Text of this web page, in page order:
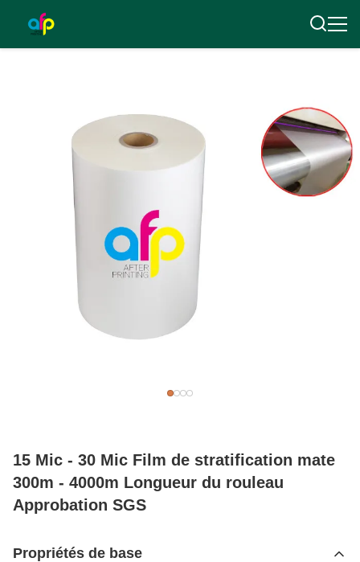
15 Mic - 30 Mic Film de stratification mate
300m - 4000m Longueur du rouleau
Approbation SGS
Propriétés de base